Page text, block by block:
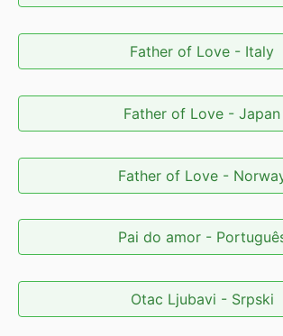
Father of Love - Italy
Father of Love - Japan
Father of Love -
Pai do amor -
Otac Ljubavi - Srpski